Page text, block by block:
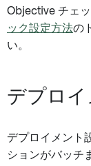
Objective チェッ
ック設定方法の
い。
デプロイ
デプロイメント
ションがバッチ